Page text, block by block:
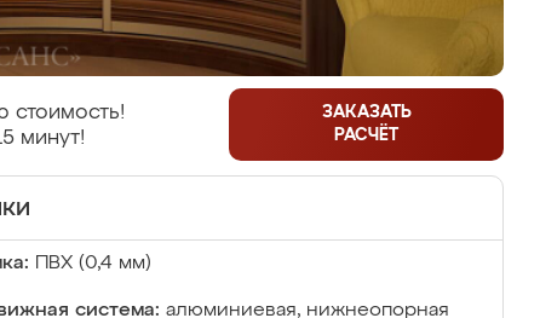
стоимость!
минут!
ЗАКАЗАТЬ
РАСЧЁТ
ПВХ (0,4 мм)
система: алюминиевая, нижнеопорная